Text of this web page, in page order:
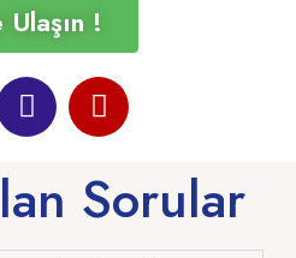
Ulaşın !
Sorular